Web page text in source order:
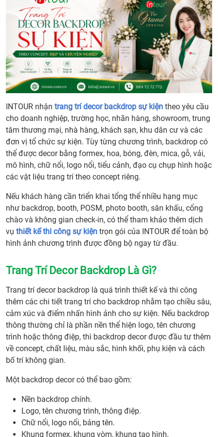
INTOUR nhận trang trí decor backdrop sự kiện theo yêu cầu
cho doanh nghiệp, trường học, nhãn hàng, showroom, trung
tâm thương mại, nhà hàng, khách sạn, khu dân cư và các
đơn vị tổ chức sự kiện. Tùy từng chương trình, backdrop có
thể được decor bằng formex, hoa, bóng, đèn, mica, gỗ, vải,
mô hình, chữ nổi, logo nổi, tiểu cảnh, đạo cụ chụp hình hoặc
các vật liệu trang trí theo concept riêng.
Nếu khách hàng cần triển khai tổng thể nhiều hạng mục
như backdrop, booth, POSM, photo booth, sân khấu, cổng
chào và không gian check-in, có thể tham khảo thêm dịch
vụ thiết kế thi công sự kiện trọn gói của INTOUR để toàn bộ
hình ảnh chương trình được đồng bộ ngay từ đầu.
Trang Trí Decor Backdrop Là Gì?
Trang trí decor backdrop là quá trình thiết kế và thi công
thêm các chi tiết trang trí cho backdrop nhằm tạo chiều sâu,
cảm xúc và điểm nhấn hình ảnh cho sự kiện. Nếu backdrop
thông thường chỉ là phần nền thể hiện logo, tên chương
trình hoặc thông điệp, thì backdrop decor được đầu tư thêm
về concept, chất liệu, màu sắc, hình khối, phụ kiện và cách
bố trí không gian.
Một backdrop decor có thể bao gồm:
Nền backdrop chính.
Logo, tên chương trình, thông điệp.
Chữ nổi, logo nổi, bảng tên.
Khung formex, khung vòm, khung tạo hình.